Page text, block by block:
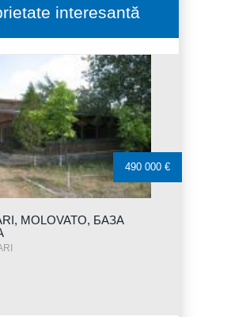
interesantă
MOLOVATO, БАЗА
490 000 €